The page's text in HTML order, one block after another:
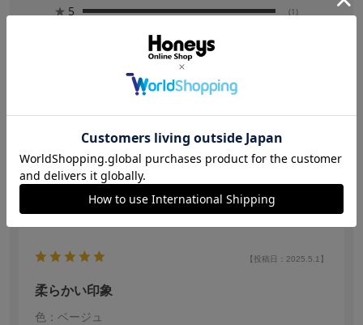
★ 5 (1)
絞り込み 表示：新しい順
【投稿日：2025.5.1】
柔らかい印象
色：ベージュ